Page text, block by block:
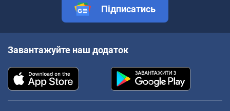
Підписатись
Завантажуйте наш додаток